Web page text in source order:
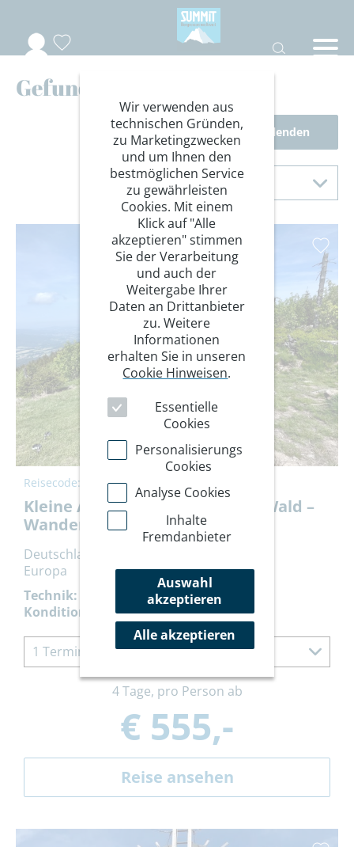
Gefundene Reisen
Filter einblenden
Sortierung
Sortieren nach
Reisecode: HHBAW
Kleine Auszeit im Bayerischen Wald –
Wandern & Yoga
Deutschland
Europa
Technik:
Kondition:
1 Termin à 4 Tage
4 Tage, pro Person ab
€ 555,-
Reise ansehen
Wir verwenden aus
technischen Gründen,
zu Marketingzwecken
und um Ihnen den
bestmöglichen Service
zu gewährleisten
Cookies. Mit einem
Klick auf "Alle
akzeptieren" stimmen
Sie der Verarbeitung
und auch der
Weitergabe Ihrer
Daten an Drittanbieter
zu. Weitere
Informationen
erhalten Sie in unseren
Cookie Hinweisen.
Essentielle
Cookies
Personalisierungs
Cookies
Analyse Cookies
Inhalte
Fremdanbieter
Auswahl
akzeptieren
Alle akzeptieren